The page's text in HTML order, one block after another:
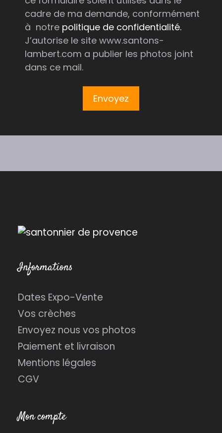
cadre de ma demande, conformément
à notre politique de confidentialité.
J’autorise le site www.santons-
lambert.com a publier les photos joint
dans ce mail.
Envoyez
Informations
Dates Expo-Vente
Vos crèches
Envoyez nous vos photos
Paiement et livraison
Mentions légales
CGV
Mon compte